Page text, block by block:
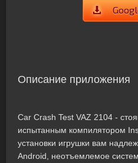
Описание приложения
Car Crash Test VAZ 2104 -
испытанным компилятором
установки игрушки вам
Android, неотъемлемое